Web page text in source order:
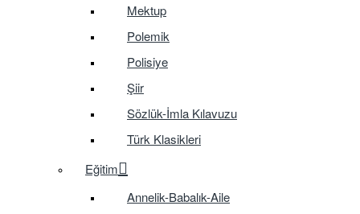
Mektup
Polemik
Polisiye
Şiir
Sözlük-İmla Kılavuzu
Türk Klasikleri
Eğitim
Annelik-Babalık-Aile